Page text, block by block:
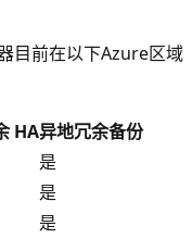
目前在以下Azure区域
HA异地冗余备份
是
是
是